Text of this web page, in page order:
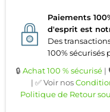
Paiements
d'esprit est
Des
100% sécurisés
🔒 Achat 100 % sécurisé |
| ✅ Voir nos
Politique de Retour